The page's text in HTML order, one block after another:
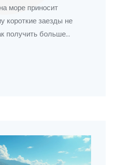
море приносит
короткие заезды не
получить больше
свежего воздуха на
Поделюсь